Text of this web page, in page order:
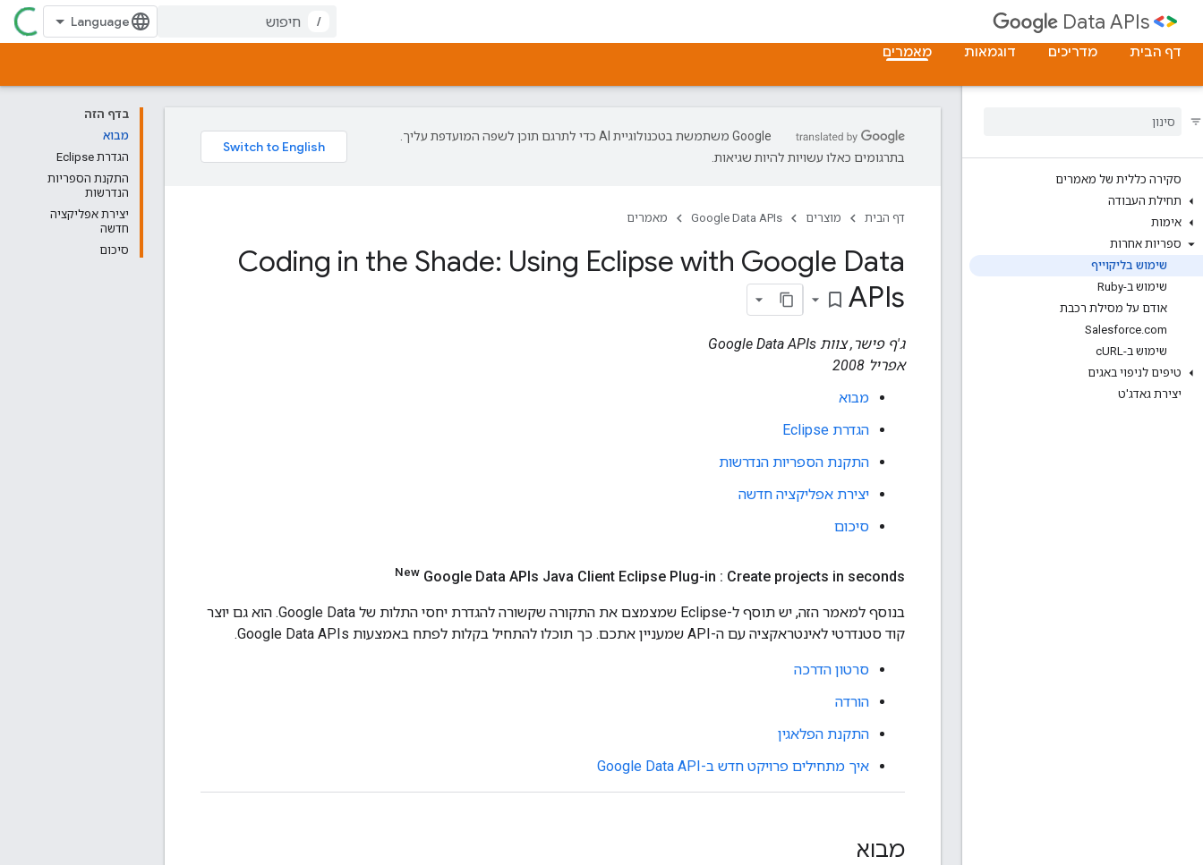
Data APIs
/
דף הבית
מדריכים דוגמאות מאמרים
סקירה כללית של מאמרים
תחילת העבודה
אימות
ספריות אחרות
שימוש בליקוייף
שימוש ב-Ruby
אודם על מסילת רכבת
Salesforce.com
שימוש ב-cURL
טיפים לניפוי באגים
יצירת גאדג'ט
בדף הזה
מבוא
הגדרת Eclipse
התקנת הספריות
הנדרשות
יצירת אפליקציה
חדשה
סיכום
‫Google משתמשת בטכנולוגיית AI כדי לתרגם תוכן לשפה המועדפת עליך.
בתרגומים כאלו עשויות להיות שגיאות.
דף הבית מוצרים Google Data APIs מאמרים
Coding in the Shade: Using Eclipse with Google Data
APIs
bookmark_border
ג'ף פישר, צוות Google Data APIs
אפריל 2008
מבוא
הגדרת Eclipse
התקנת הספריות הנדרשות
יצירת אפליקציה חדשה
סיכום
New Google Data APIs Java Client Eclipse Plug-in : Create projects in seconds
בנוסף למאמר הזה, יש תוסף ל-Eclipse שמצמצם את התקורה שקשורה להגדרת יחסי התלות של Google Data. הוא גם יוצר
קוד סטנדרטי לאינטראקציה עם ה-API שמעניין אתכם. כך תוכלו להתחיל בקלות לפתח באמצעות Google Data APIs.
סרטון הדרכה
הורדה
התקנת הפלאגין
איך מתחילים פרויקט חדש ב-Google Data API
מבוא